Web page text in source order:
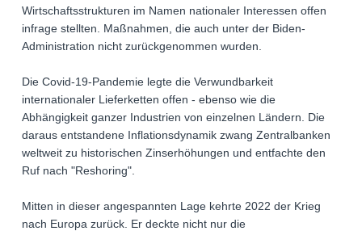
Wirtschaftsstrukturen im Namen nationaler Interessen offen
infrage stellten. Maßnahmen, die auch unter der Biden-
Administration nicht zurückgenommen wurden.
Die Covid-19-Pandemie legte die Verwundbarkeit
internationaler Lieferketten offen - ebenso wie die
Abhängigkeit ganzer Industrien von einzelnen Ländern. Die
daraus entstandene Inflationsdynamik zwang Zentralbanken
weltweit zu historischen Zinserhöhungen und entfachte den
Ruf nach "Reshoring".
Mitten in dieser angespannten Lage kehrte 2022 der Krieg
nach Europa zurück. Er deckte nicht nur die